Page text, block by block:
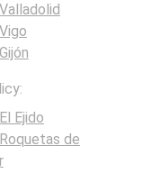
Valladolid
Vigo
Gijón
El Ejido
Roquetas de